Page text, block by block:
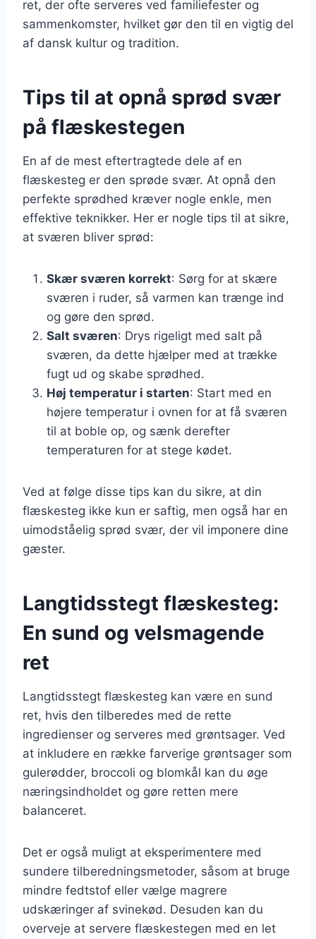
ret, der ofte serveres ved familiefester og
sammenkomster, hvilket gør den til en vigtig del
af dansk kultur og tradition.
Tips til at opnå sprød svær
på flæskestegen
En af de mest eftertragtede dele af en
flæskesteg er den sprøde svær. At opnå den
perfekte sprødhed kræver nogle enkle, men
effektive teknikker. Her er nogle tips til at sikre,
at sværen bliver sprød:
Skær sværen korrekt: Sørg for at skære
sværen i ruder, så varmen kan trænge ind
og gøre den sprød.
Salt sværen: Drys rigeligt med salt på
sværen, da dette hjælper med at trække
fugt ud og skabe sprødhed.
Høj temperatur i starten: Start med en
højere temperatur i ovnen for at få sværen
til at boble op, og sænk derefter
temperaturen for at stege kødet.
Ved at følge disse tips kan du sikre, at din
flæskesteg ikke kun er saftig, men også har en
uimodståelig sprød svær, der vil imponere dine
gæster.
Langtidsstegt flæskesteg:
En sund og velsmagende
ret
Langtidsstegt flæskesteg kan være en sund
ret, hvis den tilberedes med de rette
ingredienser og serveres med grøntsager. Ved
at inkludere en række farverige grøntsager som
gulerødder, broccoli og blomkål kan du øge
næringsindholdet og gøre retten mere
balanceret.
Det er også muligt at eksperimentere med
sundere tilberedningsmetoder, såsom at bruge
mindre fedtstof eller vælge magrere
udskæringer af svinekød. Desuden kan du
overveje at servere flæskestegen med en let